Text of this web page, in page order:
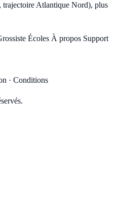
trajectoire Atlantique Nord), plus
Écoles À propos Support
· Conditions